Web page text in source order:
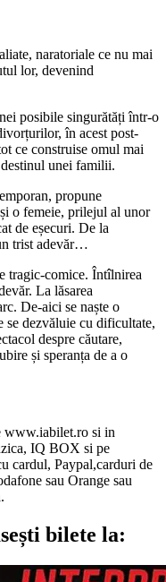
naratoriale ce nu mai
lor, devenind
posibile singurătăți într-o
în acest post-
ce construise omul mai
unei familii.
propune
o femeie, prilejul al unor
de eșecuri. De la
trist adevăr…
tragic-comice. Întîlnirea
La lăsarea
De-aici se naște o
se dezvăluie cu dificultate,
despre căutare,
și speranța de a o
www.iabilet.ro si in
IQ BOX si pe
cardul, Paypal,carduri de
sau Orange sau
bilete la: